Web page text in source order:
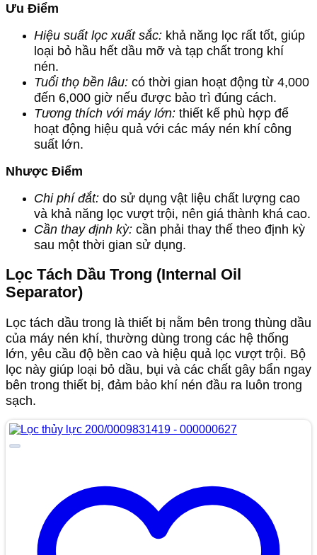
Ưu Điểm
Hiệu suất lọc xuất sắc: khả năng lọc rất tốt, giúp
loại bỏ hầu hết dầu mỡ và tạp chất trong khí
nén.
Tuổi thọ bền lâu: có thời gian hoạt động từ 4,000
đến 6,000 giờ nếu được bảo trì đúng cách.
Tương thích với máy lớn: thiết kế phù hợp để
hoạt động hiệu quả với các máy nén khí công
suất lớn.
Nhược Điểm
Chi phí đắt: do sử dụng vật liệu chất lượng cao
và khả năng lọc vượt trội, nên giá thành khá cao.
Cần thay định kỳ: cần phải thay thế theo định kỳ
sau một thời gian sử dụng.
Lọc Tách Dầu Trong (Internal Oil
Separator)
Lọc tách dầu trong là thiết bị nằm bên trong thùng dầu
của máy nén khí, thường dùng trong các hệ thống
lớn, yêu cầu độ bền cao và hiệu quả lọc vượt trội. Bộ
lọc này giúp loại bỏ dầu, bụi và các chất gây bẩn ngay
bên trong thiết bị, đảm bảo khí nén đầu ra luôn trong
sạch.